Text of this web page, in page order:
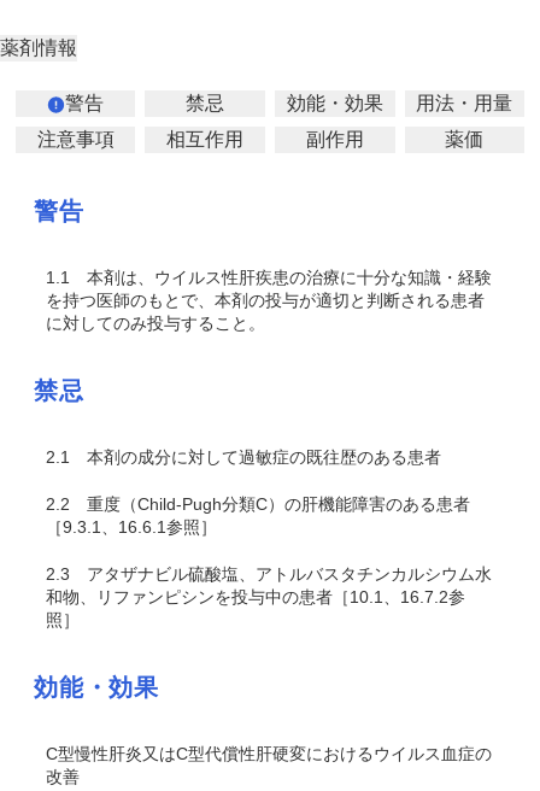
薬剤情報
警告 禁忌 効能・効果
用法・用量
注意事項
相互作用 副作用 薬価
警告
1.1
本剤は、ウイルス性肝疾患の治療に十分な知識・経験
を持つ医師のもとで、本剤の投与が適切と判断される患者
に対してのみ投与すること。
禁忌
2.1 本剤の成分に対して過敏症の既往歴のある患者
2.2 重度（Child-Pugh分類C）の肝機能障害のある患者
［9.3.1、16.6.1参照］
2.3 アタザナビル硫酸塩、アトルバスタチンカルシウム水
和物、リファンピシンを投与中の患者［10.1、16.7.2参
照］
効能・効果
C型慢性肝炎又はC型代償性肝硬変におけるウイルス血症の
改善